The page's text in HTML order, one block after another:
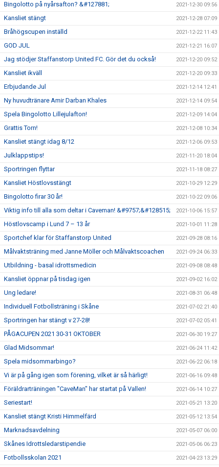
Bingolotto på nyårsafton? &#127881; 2021-12-30 09:56
Kansliet stängt 2021-12-28 07:09
Bråhögscupen inställd 2021-12-22 11:43
GOD JUL 2021-12-21 16:07
Jag stödjer Staffanstorp United FC. Gör det du också! 2021-12-20 09:52
Kansliet ikväll 2021-12-20 09:33
Erbjudande Jul 2021-12-14 12:41
Ny huvudtränare Amir Darban Khales 2021-12-14 09:54
Spela Bingolotto Lillejulafton! 2021-12-09 14:04
Grattis Torn! 2021-12-08 10:34
Kansliet stängt idag 8/12 2021-12-06 09:53
Julklappstips! 2021-11-20 18:04
Sportringen flyttar 2021-11-18 08:27
Kansliet Höstlovsstängt 2021-10-29 12:29
Bingolotto firar 30 år! 2021-10-22 09:06
Viktig info till alla som deltar i Caveman! &#9757;&#128515; 2021-10-06 15:57
Höstlovscamp i Lund 7 – 13 år 2021-10-01 11:28
Sportchef klar för Staffanstorp United 2021-09-28 08:16
Målvaktsträning med Janne Möller och Målvaktscoachen 2021-09-24 06:33
Utbildning - basal idrottsmedicin 2021-09-08 08:48
Kansliet öppnar på tisdag igen 2021-09-02 16:02
Ung ledare! 2021-08-31 06:48
Individuell Fotbollsträning i Skåne 2021-07-02 21:40
Sportringen har stängt v 27-28! 2021-07-02 05:41
PÅGACUPEN 2021 30-31 OKTOBER 2021-06-30 19:27
Glad Midsommar! 2021-06-24 11:42
Spela midsommarbingo? 2021-06-22 06:18
Vi är på gång igen som förening, vilket är så härligt! 2021-06-16 09:48
Föräldrarträningen "CaveMan" har startat på Vallen! 2021-06-14 10:27
Seriestart! 2021-05-21 13:20
Kansliet stängt Kristi Himmelfärd 2021-05-12 13:54
Marknadsavdelning 2021-05-07 06:00
Skånes Idrottsledarstipendie 2021-05-06 06:23
Fotbollsskolan 2021 2021-04-23 13:29